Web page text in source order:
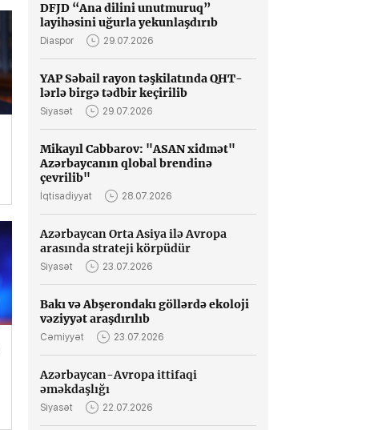
DFJD “Ana dilini unutmuruq”
layihəsini uğurla yekunlaşdırıb
Diaspor 29.07.2026
YAP Səbail rayon təşkilatında QHT-
lərlə birgə tədbir keçirilib
Siyasət 29.07.2026
Mikayıl Cabbarov: "ASAN xidmət"
Azərbaycanın qlobal brendinə
çevrilib"
İqtisadiyyat 28.07.2026
Azərbaycan Orta Asiya ilə Avropa
arasında strateji körpüdür
Siyasət 23.07.2026
Bakı və Abşerondakı göllərdə ekoloji
vəziyyət araşdırılıb
Cəmiyyət 23.07.2026
Azərbaycan-Avropa ittifaqi
əməkdaşlığı
Siyasət 22.07.2026